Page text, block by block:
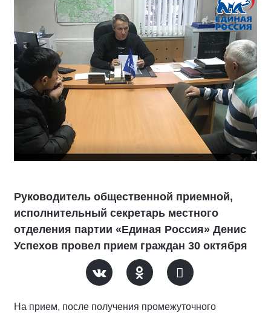
Руководитель общественной приемной,
исполнительный секретарь местного
отделения партии «Единая Россия» Денис
Успехов провел прием граждан 30 октября
На прием, после получения промежуточного